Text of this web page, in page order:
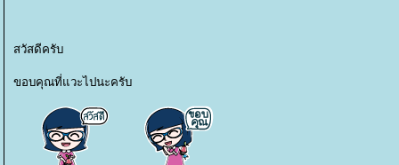
สวัสดีครับ
ขอบคุณที่แวะไปนะครับ